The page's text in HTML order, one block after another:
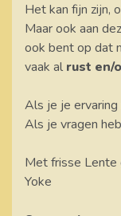
Het kan fijn zijn,
Maar ook aan
ook bent op dat
vaak al rust en/
Als je je
Als je vragen
Met frisse Lente
Yoke